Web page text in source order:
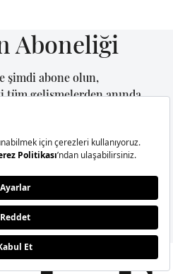
Aboneliği
şimdi abone olun,
tüm gelişmelerden anında